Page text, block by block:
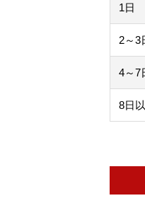
1日
2～3
4～7
8日